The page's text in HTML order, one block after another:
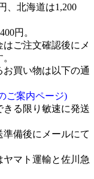
、北海道は1,200
円。
ご注文確認後にメ
買い物は以下の通
ご案内ページ)
きる限り敏速に発送
備後にメールにて
マト運輸と佐川急